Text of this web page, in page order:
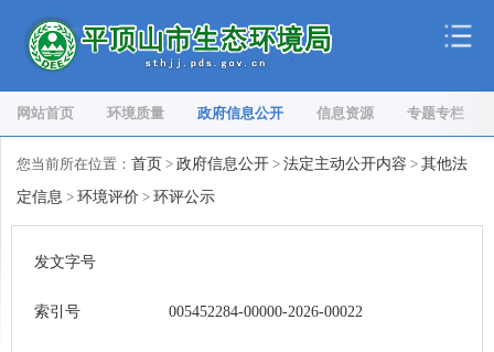
网站首页 环境质量 政府信息公开 信息资源 专题专栏
您当前所在位置： 首页 > 政府信息公开 > 法定主动公开内容 > 其他法
定信息 > 环境评价 > 环评公示
发文字号
索引号 005452284-00000-2026-00022